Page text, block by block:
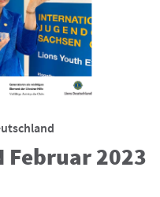
Februar 2023